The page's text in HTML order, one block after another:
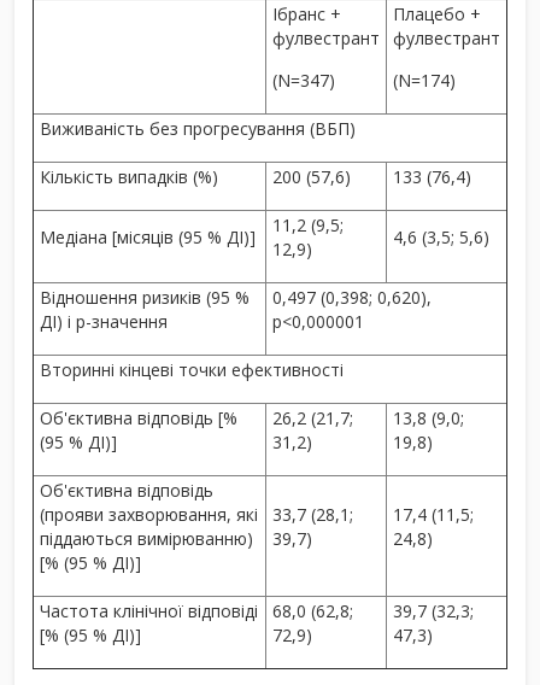
Ібранс +
фулвестрант
(N=347)
Плацебо +
фулвестрант
(N=174)
Виживаність без прогресування (ВБП)
Кількість випадків (%) 200 (57,6) 133 (76,4)
Медіана [місяців (95 % ДІ)]
11,2 (9,5;
12,9)
4,6 (3,5; 5,6)
Відношення ризиків (95 %
ДІ) і р-значення
0,497 (0,398; 0,620),
p<0,000001
Вторинні кінцеві точки ефективності
Об'єктивна відповідь [%
(95 % ДІ)]
26,2 (21,7;
31,2)
13,8 (9,0;
19,8)
Об'єктивна відповідь
(прояви захворювання, які
піддаються вимірюванню)
[% (95 % ДІ)]
33,7 (28,1;
39,7)
17,4 (11,5;
24,8)
Частота клінічної відповіді
[% (95 % ДІ)]
68,0 (62,8;
72,9)
39,7 (32,3;
47,3)